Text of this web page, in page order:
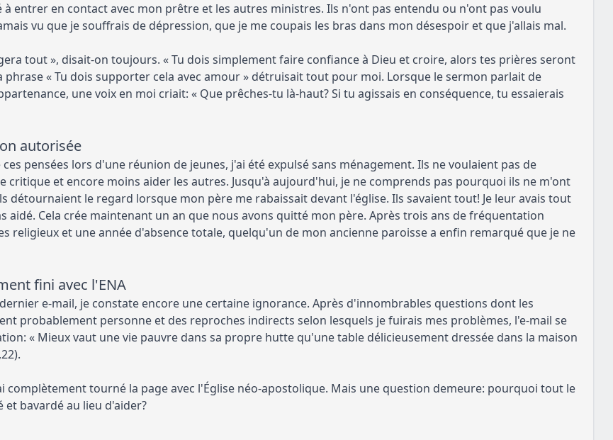
à entrer en contact avec mon prêtre et les autres ministres. Ils n'ont pas entendu ou n'ont pas voulu
vu que je souffrais de dépression, que je me coupais les bras dans mon désespoir et que j'allais mal.
tout », disait-on toujours. « Tu dois simplement faire confiance à Dieu et croire, alors tes prières seront
phrase « Tu dois supporter cela avec amour » détruisait tout pour moi. Lorsque le sermon parlait de
une voix en moi criait: « Que prêches-tu là-haut? Si tu agissais en conséquence, tu essaierais
autorisée
pensées lors d'une réunion de jeunes, j'ai été expulsé sans ménagement. Ils ne voulaient pas de
critique et encore moins aider les autres. Jusqu'à aujourd'hui, je ne comprends pas pourquoi ils ne m'ont
détournaient le regard lorsque mon père me rabaissait devant l'église. Ils savaient tout! Je leur avais tout
aidé. Cela crée maintenant un an que nous avons quitté mon père. Après trois ans de fréquentation
religieux et une année d'absence totale, quelqu'un de mon ancienne paroisse a enfin remarqué que je ne
fini avec l'ENA
e-mail, je constate encore une certaine ignorance. Après d'innombrables questions dont les
probablement personne et des reproches indirects selon lesquels je fuirais mes problèmes, l'e-mail se
« Mieux vaut une vie pauvre dans sa propre hutte qu'une table délicieusement dressée dans la maison
complètement tourné la page avec l'Église néo-apostolique. Mais une question demeure: pourquoi tout le
et bavardé au lieu d'aider?